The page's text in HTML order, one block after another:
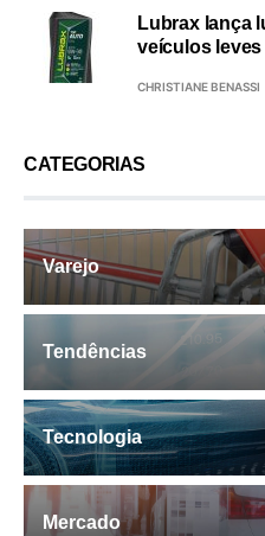
Lubrax lança
veículos leves
CHRISTIANE BENASSI
CATEGORIAS
Varejo
Tendências
Tecnologia
Mercado